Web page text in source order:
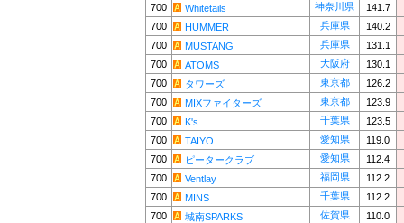
700
Whitetails 神奈川県
141.7
700
HUMMER 兵庫県
140.2
700
MUSTANG 兵庫県
131.1
700
ATOMS 大阪府
130.1
700
タワーズ 東京都
126.2
700
MIXファイターズ 東京都
123.9
700
K's 千葉県
123.5
700
TAIYO 愛知県
119.0
700
ピータークラブ 愛知県
112.4
700
Ventlay 福岡県
112.2
700
MINS 千葉県
112.2
700
城南SPARKS 佐賀県
110.0